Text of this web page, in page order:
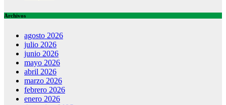
Archivos
agosto 2026
julio 2026
junio 2026
mayo 2026
abril 2026
marzo 2026
febrero 2026
enero 2026